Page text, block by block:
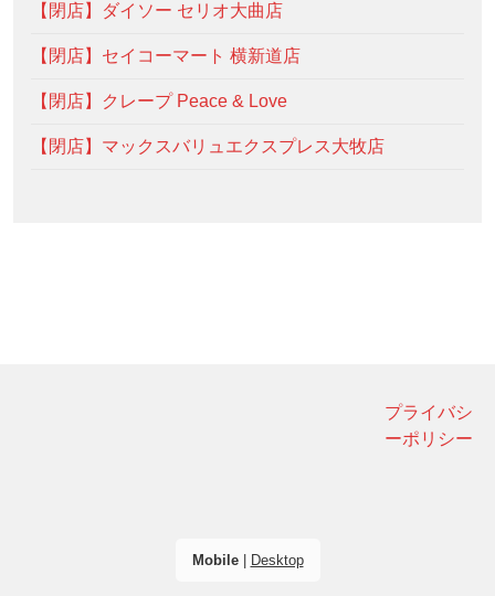
【閉店】ダイソー セリオ大曲店
【閉店】セイコーマート 横新道店
【閉店】クレープ Peace & Love
【閉店】マックスバリュエクスプレス大牧店
プライバシ
ーポリシー
Mobile| Desktop